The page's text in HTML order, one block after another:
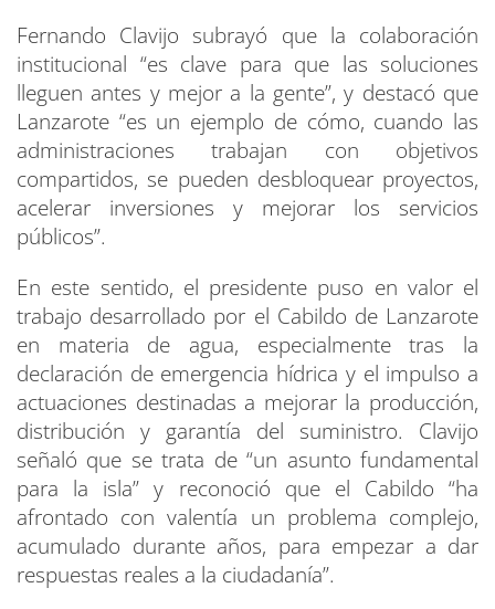
Fernando Clavijo subrayó que la colaboración
institucional “es clave para que las soluciones
lleguen antes y mejor a la gente”, y destacó que
Lanzarote “es un ejemplo de cómo, cuando las
administraciones trabajan con objetivos
compartidos, se pueden desbloquear proyectos,
acelerar inversiones y mejorar los servicios
públicos”.
En este sentido, el presidente puso en valor el
trabajo desarrollado por el Cabildo de Lanzarote
en materia de agua, especialmente tras la
declaración de emergencia hídrica y el impulso a
actuaciones destinadas a mejorar la producción,
distribución y garantía del suministro. Clavijo
señaló que se trata de “un asunto fundamental
para la isla” y reconoció que el Cabildo “ha
afrontado con valentía un problema complejo,
acumulado durante años, para empezar a dar
respuestas reales a la ciudadanía”.